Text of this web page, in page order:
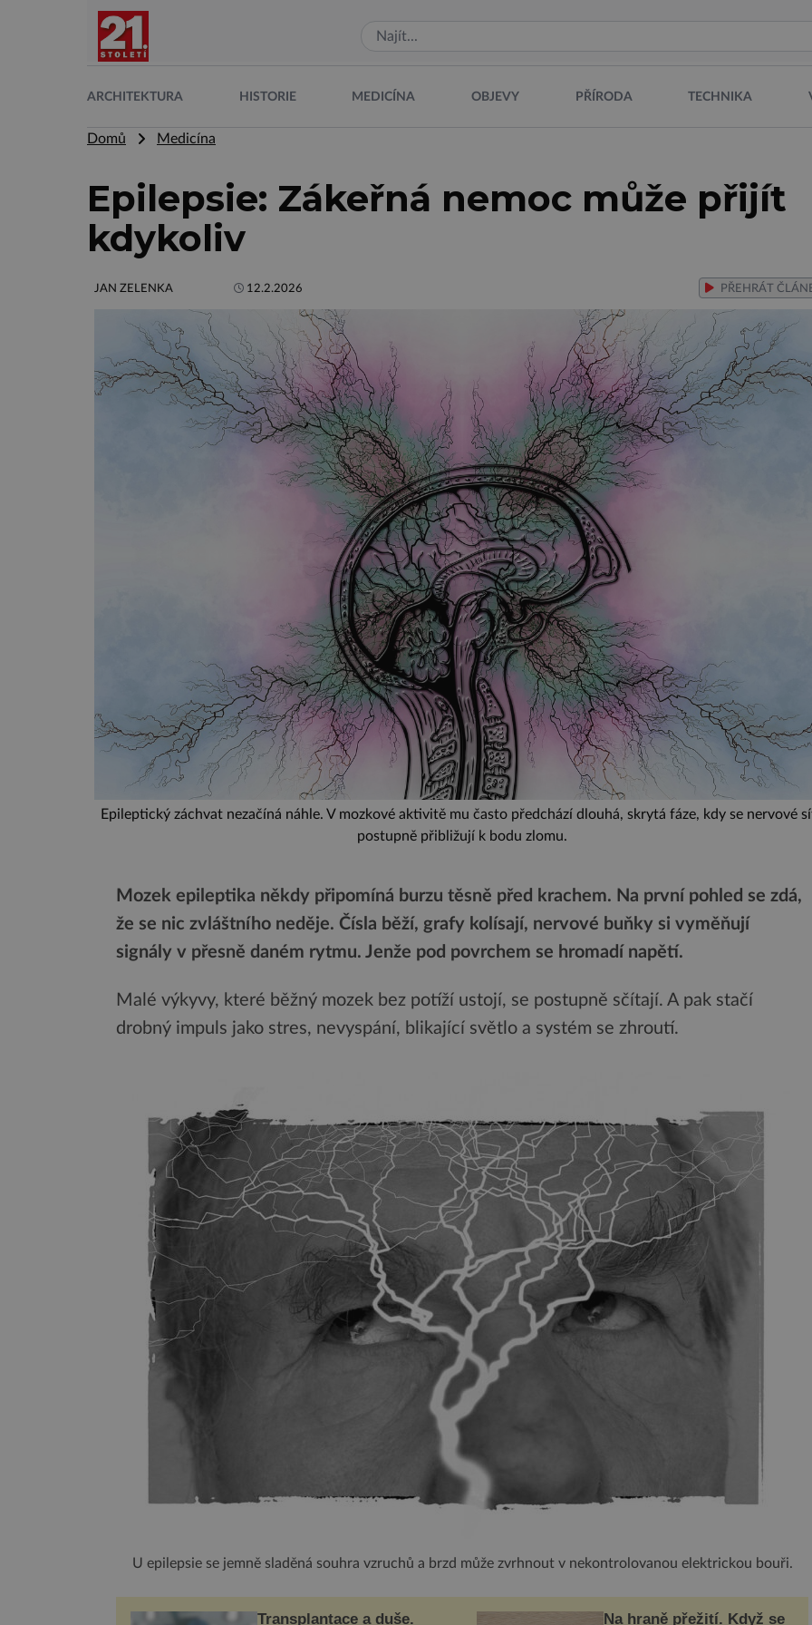
ARCHITEKTURA HISTORIE MEDICÍNA OBJEVY PŘÍRODA TECHNIKA
Domů Medicína
Epilepsie: Zákeřná nemoc může přijít
kdykoliv
JAN ZELENKA 12.2.2026 PŘEHRÁT
Epileptický záchvat nezačíná náhle. V mozkové aktivitě mu často předchází dlouhá, skrytá fáze, kdy se nervové
postupně přibližují k bodu zlomu.
Mozek epileptika někdy připomíná burzu těsně před krachem. Na první pohled se zdá,
že se nic zvláštního neděje. Čísla běží, grafy kolísají, nervové buňky si vyměňují
signály v přesně daném rytmu. Jenže pod povrchem se hromadí napětí.
Malé výkyvy, které běžný mozek bez potíží ustojí, se postupně sčítají. A pak stačí
drobný impuls jako stres, nevyspání, blikající světlo a systém se zhroutí.
U epilepsie se jemně sladěná souhra vzruchů a brzd může zvrhnout v nekontrolovanou elektrickou bouři.
Transplantace a duše.
Na hraně přežití. Když se